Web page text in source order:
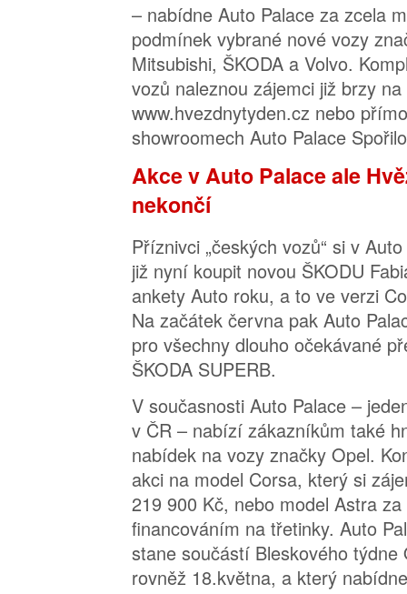
– nabídne Auto Palace za zcela
podmínek vybrané nové vozy
Mitsubishi, ŠKODA a Volvo.
vozů naleznou zájemci již brzy na
www.hvezdnytyden.cz nebo
showroomech Auto Palace
Akce v Auto Palace ale
nekončí
Příznivci „českých vozů“ si v
již nyní koupit novou ŠKODU
ankety Auto roku, a to ve verzi
Na začátek června pak Auto
pro všechny dlouho očekávané
ŠKODA SUPERB.
V současnosti Auto Palace –
v ČR – nabízí zákazníkům také
nabídek na vozy značky Opel.
akci na model Corsa, který si
219 900 Kč, nebo model Astra
financováním na třetinky. Auto
stane součástí Bleskového
rovněž 18.května, a který